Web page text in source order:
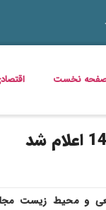
مرداد 1405)
جدید
کاهش وزن
نخست
و محیط زیست